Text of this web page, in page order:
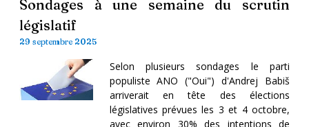
Sondages à une semaine du scrutin
législatif
29 septembre 2025
Selon plusieurs sondages le parti
populiste ANO ("Oui") d'Andrej Babiš
arriverait en tête des élections
législatives prévues les 3 et 4 octobre,
avec environ 30% des intentions de